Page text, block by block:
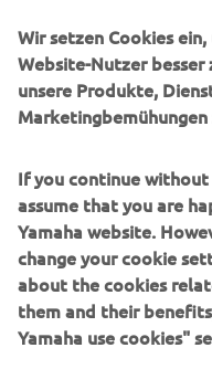
UNTERNEHMEN
B2B
MEHR YAMAHA
SUPPORT
NEWSLETTER
Wir setzen Cookies
Website-Nutzer besser
unsere Produkte,
Marketingbemühungen
If you continue
assume that you are
Yamaha website.
change your cookie
about the cookies
them and their
Yamaha use cookies"